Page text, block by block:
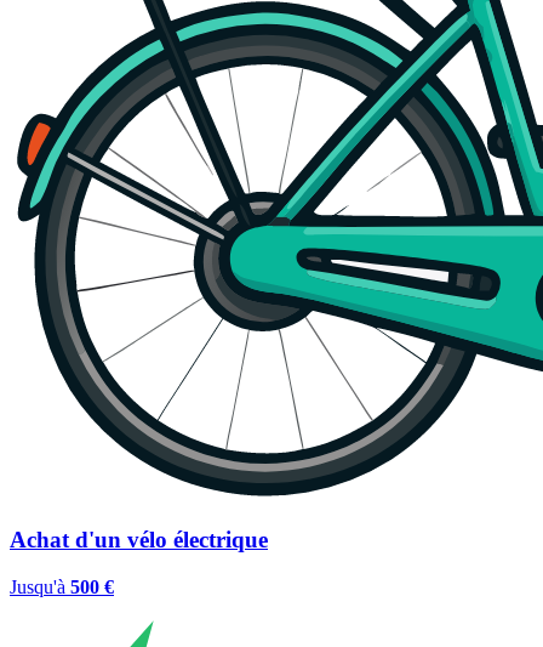
Achat d'un vélo électrique
Jusqu'à 500 €